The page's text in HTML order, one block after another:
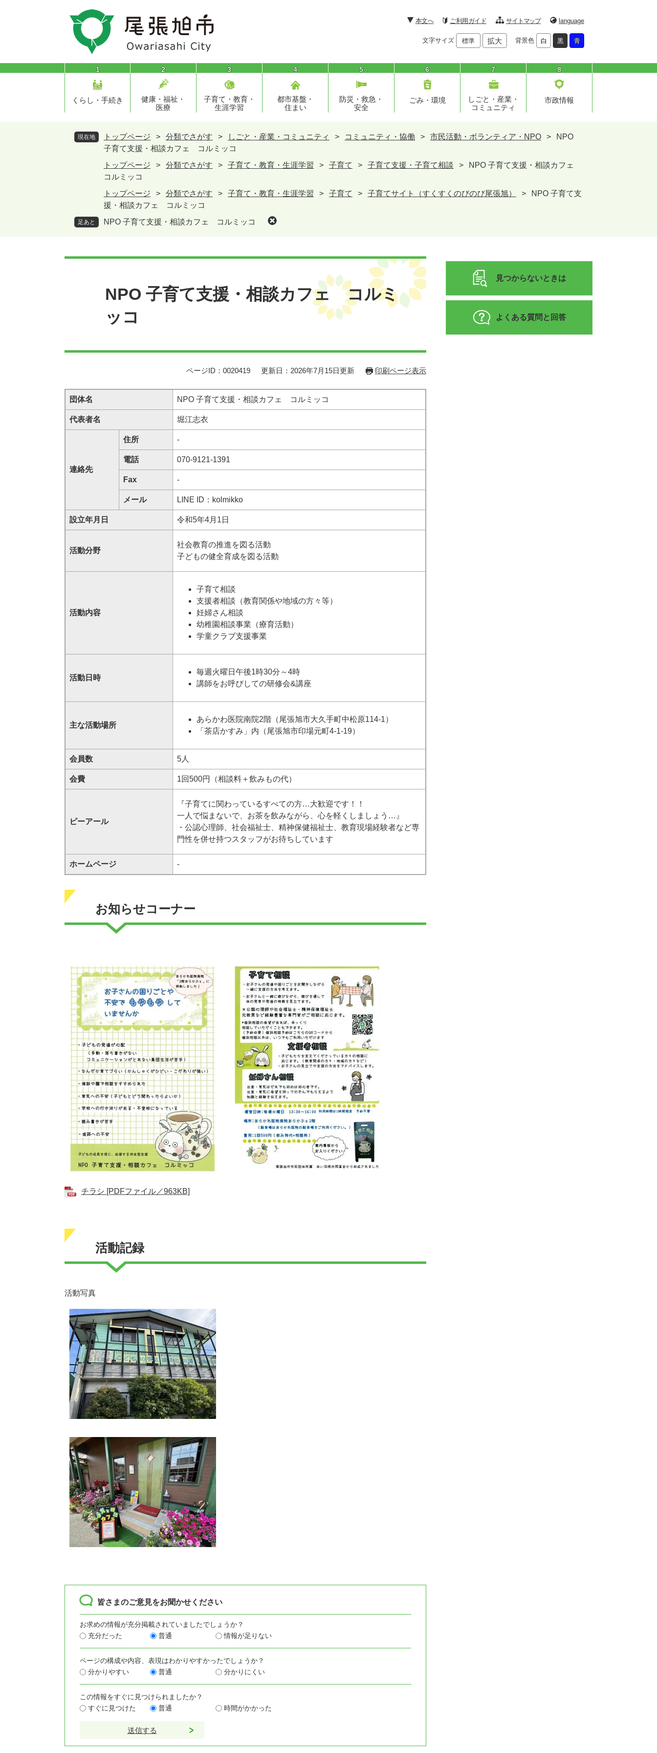
頭
飛
本文へ ご利用ガイド サイトマップ language
文字サイズ 標準 拡大 背景色 白 黒 青
1
くらし・手続き
2
健康・福祉・
医療
3
子育て・教育・
生涯学習
4
都市基盤・
住まい
5
防災・救急・
安全
6
ごみ・環境
7
しごと・産業・
コミュニティ
8
市政情報
現在地 トップページ > 分類でさがす > しごと・産業・コミュニティ > コミュニティ・協働 > 市民活動・ボランティア・NPO >
NPO
子育て支援・相談カフェ コルミッコ
トップページ
> 分類でさがす > 子育て・教育・生涯学習 > 子育て > 子育て支援・子育て相談 >
NPO 子育て支援・相談カフェ
コルミッコ
トップページ
> 分類でさがす > 子育て・教育・生涯学習 > 子育て > 子育てサイト（すくすくのびのび尾張旭） >
NPO 子育て支
援・相談カフェ コルミッコ
足あと NPO 子育て支援・相談カフェ コルミッコ
NPO 子育て支援・相談カフェ コルミ
ッコ
ページID：0020419 更新日：2026年7月15日更新 印刷ページ表示
団体名 NPO 子育て支援・相談カフェ コルミッコ
代表者名 堀江志衣
連絡先
住所 -
電話 070-9121-1391
Fax -
メール LINE ID：kolmikko
設立年月日 令和5年4月1日
活動分野
社会教育の推進を図る活動
子どもの健全育成を図る活動
活動内容
子育て相談
支援者相談（教育関係や地域の方々等）
妊婦さん相談
幼稚園相談事業（療育活動）
学童クラブ支援事業
活動日時
毎週火曜日午後1時30分～4時
講師をお呼びしての研修会&講座
主な活動場所
あらかわ医院南院2階（尾張旭市大久手町中松原114-1）
「茶店かすみ」内（尾張旭市印場元町4-1-19）
会員数 5人
会費 1回500円（相談料＋飲みもの代）
ピーアール
『子育てに関わっているすべての方…大歓迎です！！
一人で悩まないで、お茶を飲みながら、心を軽くしましょう…』
・公認心理師、社会福祉士、精神保健福祉士、教育現場経験者など専
門性を併せ持つスタッフがお待ちしています
ホームページ -
お知らせコーナー
チラシ [PDFファイル／963KB]
活動記録
活動写真
皆さまのご意見をお聞かせください
お求めの情報が充分掲載されていましたでしょうか？
充分だった
普通 情報が足りない
ページの構成や内容、表現はわかりやすかったでしょうか？
分かりやすい
普通 分かりにくい
この情報をすぐに見つけられましたか？
すぐに見つけた
普通 時間がかかった
見つからないときは
よくある質問と回答